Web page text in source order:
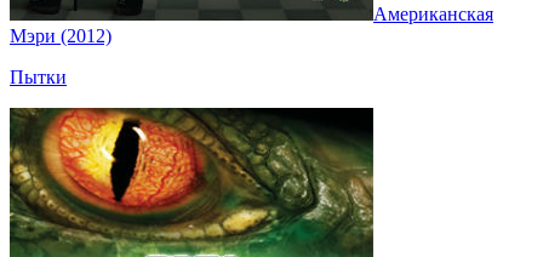
Американская
Мэри (2012)
Пытки